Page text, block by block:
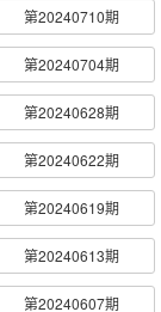
第20240710期
第20240704期
第20240628期
第20240622期
第20240619期
第20240613期
第20240607期